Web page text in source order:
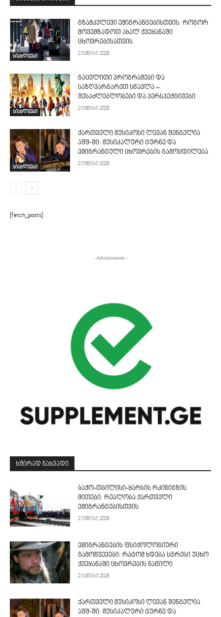
სიახლეები
გზამკვლევი ემიგრანტებისთვის: როგორ
მოვემზადოთ ახალ ქვეყანაში
ცხოვრებისათვის
2 ივნისი 2026
სიახლეები
გაცვლითი პროგრამები და
საზღვარგარეთ სწავლა –
შესაძლებლობები და პერსპექტივები
2 ივნისი 2026
სიახლეები
ქართველი მუსიკოსი ლევან შენგელია
აშშ-ში: მუსიკალური ტურნე და
ემიგრანტული ცხოვრების გამოცდილება
2 ივნისი 2026
[fetch_posts]
- Advertisement -
ᲮᲨᲘᲠᲐᲓ ᲜᲐᲮᲕᲐᲓᲘ
ბაქო-თბილისი-ყარსის რკინიგზის
მითები: რეალობა ქართველი
ემიგრანტებისთვის
2 ივნისი 2026
ემიგრანტების ფსიქოლოგიური
გამოწვევები: რატომ ხდება სტრესი უცხო
ქვეყანაში ცხოვრების ნაწილი
2 ივნისი 2026
ქართველი მუსიკოსი ლევან შენგელია
აშშ-ში: მუსიკალური ტურნე და